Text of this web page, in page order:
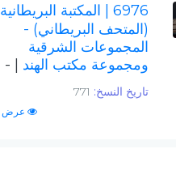
6976
| المكتبة البريطانية
(المتحف البريطاني) -
المجموعات الشرقية
ومجموعة مكتب الهند
| -
تاريخ النسخ:
عرض